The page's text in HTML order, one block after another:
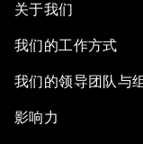
关于我们
我们的工作方式
我们的领导团队与
影响力